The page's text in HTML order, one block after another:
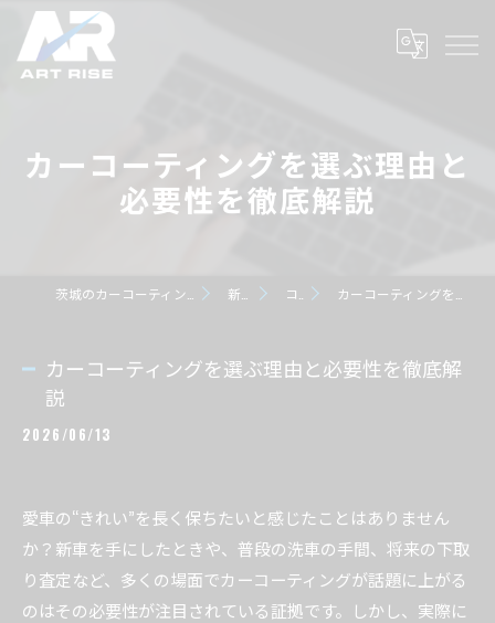
カーコーティングを選ぶ理由と
必要性を徹底解説
新着情報 コラム カーコーティングを選ぶ理由と必要性を徹底解説
カーコーティングを選ぶ理由と必要性を徹底解
説
2026/06/13
愛車の“きれい”を長く保ちたいと感じたことはありません
か？新車を手にしたときや、普段の洗車の手間、将来の下取
り査定など、多くの場面でカーコーティングが話題に上がる
のはその必要性が注目されている証拠です。しかし、実際に